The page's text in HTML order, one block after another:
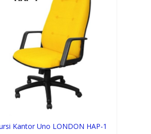
Kantor Uno LONDON HAP-1